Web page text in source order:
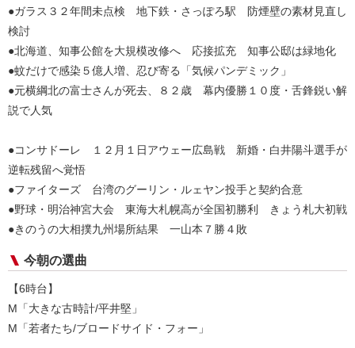
●ガラス３２年間未点検 地下鉄・さっぽろ駅 防煙壁の素材見直し
検討
●北海道、知事公館を大規模改修へ 応接拡充 知事公邸は緑地化
●蚊だけで感染５億人増、忍び寄る「気候パンデミック」
●元横綱北の富士さんが死去、８２歳 幕内優勝１０度・舌鋒鋭い解
説で人気
●コンサドーレ １２月１日アウェー広島戦 新婚・白井陽斗選手が
逆転残留へ覚悟
●ファイターズ 台湾のグーリン・ルェヤン投手と契約合意
●野球・明治神宮大会 東海大札幌高が全国初勝利 きょう札大初戦
●きのうの大相撲九州場所結果 一山本７勝４敗
今朝の選曲
【6時台】
M「大きな古時計/平井堅」
M「若者たち/ブロードサイド・フォー」